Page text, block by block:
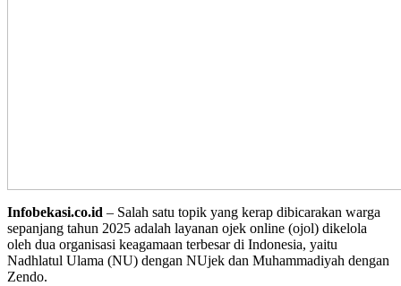
Infobekasi.co.id – Salah satu topik yang kerap dibicarakan warga
sepanjang tahun 2025 adalah layanan ojek online (ojol) dikelola
oleh dua organisasi keagamaan terbesar di Indonesia, yaitu
Nadhlatul Ulama (NU) dengan NUjek dan Muhammadiyah dengan
Zendo.